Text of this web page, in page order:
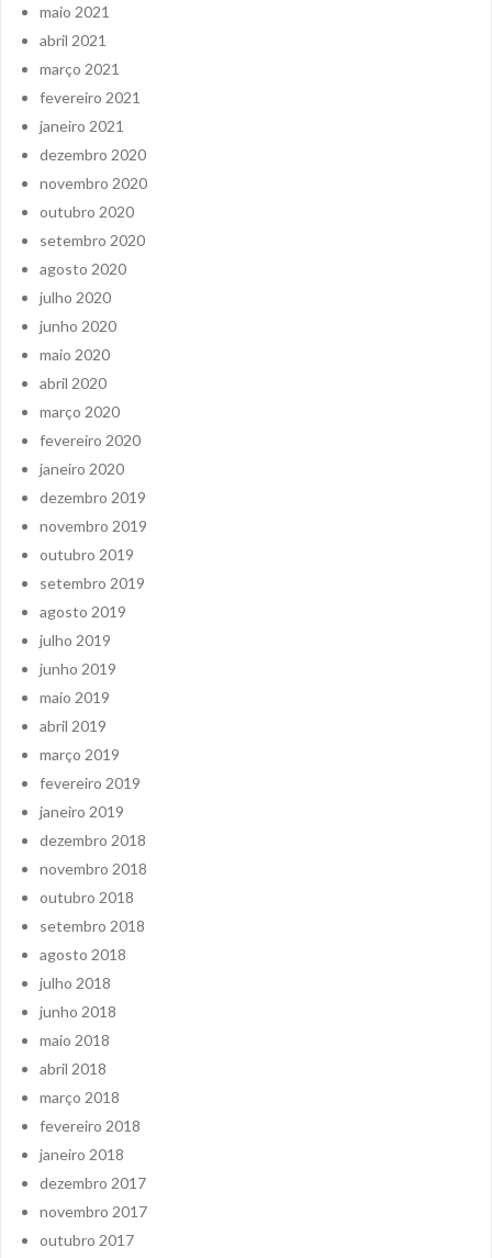
maio 2021
abril 2021
março 2021
fevereiro 2021
janeiro 2021
dezembro 2020
novembro 2020
outubro 2020
setembro 2020
agosto 2020
julho 2020
junho 2020
maio 2020
abril 2020
março 2020
fevereiro 2020
janeiro 2020
dezembro 2019
novembro 2019
outubro 2019
setembro 2019
agosto 2019
julho 2019
junho 2019
maio 2019
abril 2019
março 2019
fevereiro 2019
janeiro 2019
dezembro 2018
novembro 2018
outubro 2018
setembro 2018
agosto 2018
julho 2018
junho 2018
maio 2018
abril 2018
março 2018
fevereiro 2018
janeiro 2018
dezembro 2017
novembro 2017
outubro 2017